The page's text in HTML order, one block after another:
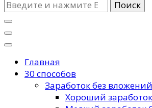
Ищите
что-
то?
Главная
30 способов
Заработок без вложений
Хороший